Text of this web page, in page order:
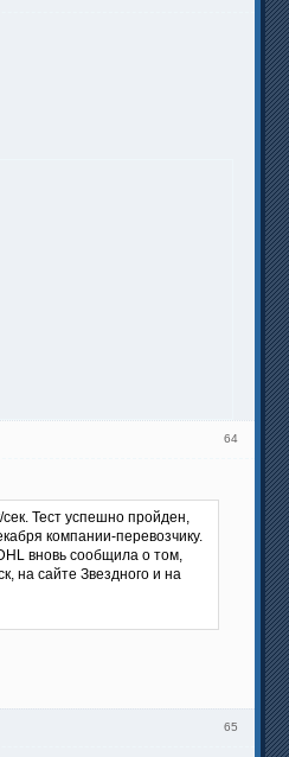
64
Тест успешно пройден,
компании-перевозчику.
вновь сообщила о том,
на сайте Звездного и на
65